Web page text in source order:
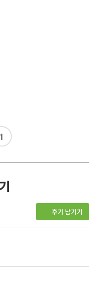
후기 남기기
친구 모두 귀하고 감사한